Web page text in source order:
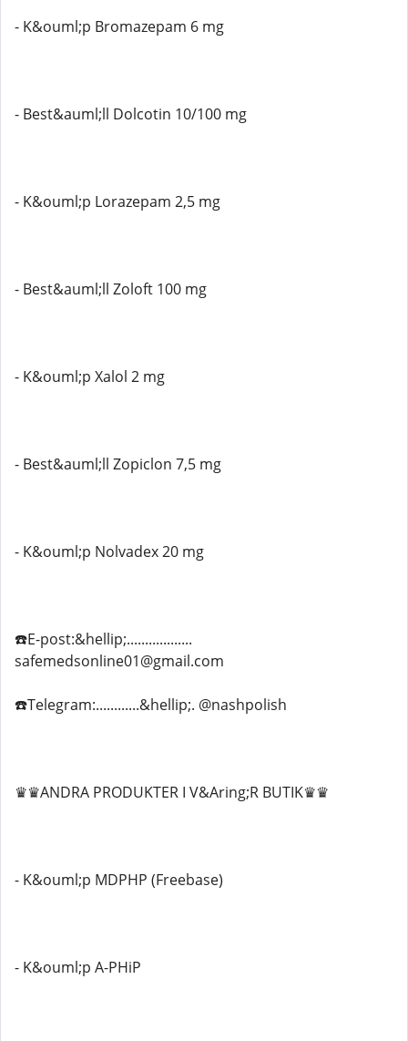
- K&ouml;p Bromazepam 6 mg
- Best&auml;ll Dolcotin 10/100 mg
- K&ouml;p Lorazepam 2,5 mg
- Best&auml;ll Zoloft 100 mg
- K&ouml;p Xalol 2 mg
- Best&auml;ll Zopiclon 7,5 mg
- K&ouml;p Nolvadex 20 mg
☎️E-post:&hellip;..................
safemedsonline01@gmail.com
☎️Telegram:............&hellip;. @nashpolish
♛♛ANDRA PRODUKTER I V&Aring;R BUTIK♛♛
- K&ouml;p MDPHP (Freebase)
- K&ouml;p A-PHiP